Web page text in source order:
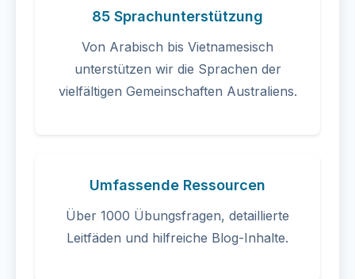
85 Sprachunterstützung
Von Arabisch bis Vietnamesisch
unterstützen wir die Sprachen der
vielfältigen Gemeinschaften Australiens.
Umfassende Ressourcen
Über 1000 Übungsfragen, detaillierte
Leitfäden und hilfreiche Blog-Inhalte.